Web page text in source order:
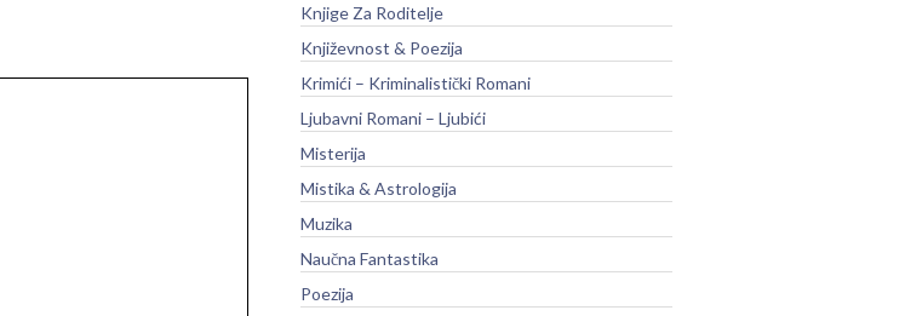
Knjige Za Roditelje
Književnost & Poezija
Krimići – Kriminalistički Romani
Ljubavni Romani – Ljubići
Misterija
Mistika & Astrologija
Muzika
Naučna Fantastika
Poezija